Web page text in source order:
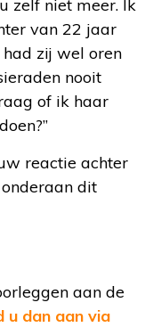
zelf niet meer. Ik
van 22 jaar
zij wel oren
nooit
of ik haar
reactie achter
dit
aan de
u dan aan via